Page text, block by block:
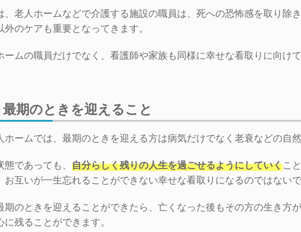
、老人ホームなどで介護する施設の職員は、死への恐怖感を取り除
外のケアも重要となってきます。
ームの職員だけでなく、看護師や家族も同様に幸せな看取りに向け
期のときを迎えること
ホームでは、最期のときを迎える方は病気だけでなく老衰などの自
であっても、 自分らしく残りの人生を過ごせるようにしていくこ
お互いが一生忘れることができない幸せな看取りになるのではない
期のときを迎えることができたら、亡くなった後もその方の生き方
残ることができます。